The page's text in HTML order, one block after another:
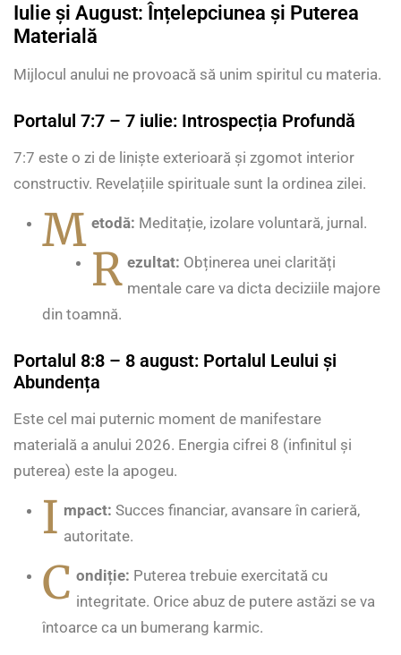
Iulie și August: Înțelepciunea și Puterea
Materială
Mijlocul anului ne provoacă să unim spiritul cu materia.
Portalul 7:7 – 7 iulie: Introspecția Profundă
7:7 este o zi de liniște exterioară și zgomot interior
constructiv. Revelațiile spirituale sunt la ordinea zilei.
M etodă: Meditație, izolare voluntară, jurnal.
R ezultat: Obținerea unei clarități
mentale care va dicta deciziile majore
din toamnă.
Portalul 8:8 – 8 august: Portalul Leului și
Abundența
Este cel mai puternic moment de manifestare
materială a anului 2026. Energia cifrei 8 (infinitul și
puterea) este la apogeu.
I mpact: Succes financiar, avansare în carieră,
autoritate.
C ondiție: Puterea trebuie exercitată cu
integritate. Orice abuz de putere astăzi se va
întoarce ca un bumerang karmic.